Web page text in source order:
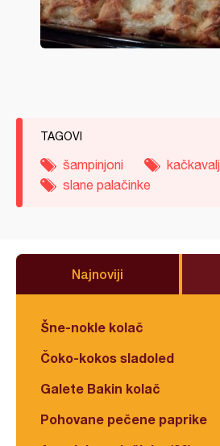
TAGOVI
šampinjoni
kačkavalj
slane palačinke
Najnoviji
Šne-nokle kolač
Čoko-kokos sladoled
Galete Bakin kolač
Pohovane pečene paprike